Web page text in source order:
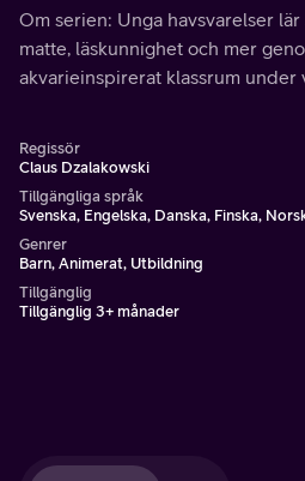
Om serien: Unga havsvarelser
matte, läskunnighet och mer
akvarieinspirerat klassrum under
Regissör
Claus Dzalakowski
Tillgängliga språk
Svenska, Engelska, Danska, Finska,
Genrer
Barn, Animerat, Utbildning
Tillgänglig
Tillgänglig 3+ månader